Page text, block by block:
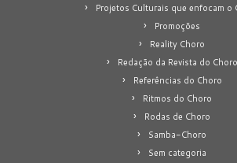
Projetos Culturais que enfocam o
Promoções
Reality Choro
Redação da Revista do Choro
Referências do Choro
Ritmos do Choro
Rodas de Choro
Samba-Choro
Sem categoria